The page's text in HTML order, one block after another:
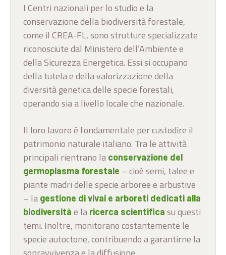
I Centri nazionali per lo studio e la
conservazione della biodiversità forestale,
come il CREA-FL, sono strutture specializzate
riconosciute dal Ministero dell’Ambiente e
della Sicurezza Energetica. Essi si occupano
della tutela e della valorizzazione della
diversità genetica delle specie forestali,
operando sia a livello locale che nazionale.
Il loro lavoro è fondamentale per custodire il
patrimonio naturale italiano. Tra le attività
principali rientrano la conservazione del
germoplasma forestale – cioè semi, talee e
piante madri delle specie arboree e arbustive
– la gestione di vivai e arboreti dedicati alla
biodiversità e la ricerca scientifica su questi
temi. Inoltre, monitorano costantemente le
specie autoctone, contribuendo a garantirne la